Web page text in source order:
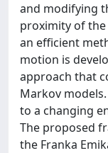
and modifying
proximity of the
an efficient
motion is
approach that
Markov
to a changing
The proposed
the Franka